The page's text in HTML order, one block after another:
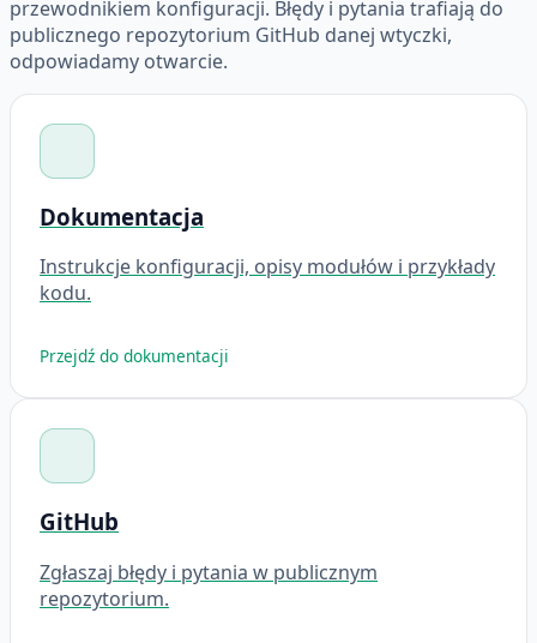
przewodnikiem konfiguracji. Błędy i pytania trafiają do
publicznego repozytorium GitHub danej wtyczki,
odpowiadamy otwarcie.
Dokumentacja
Instrukcje konfiguracji, opisy modułów i przykłady
kodu.
Przejdź do dokumentacji
GitHub
Zgłaszaj błędy i pytania w publicznym
repozytorium.